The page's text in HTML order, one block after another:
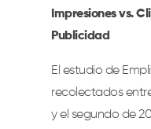
Impresiones vs.
Publicidad
El estudio de
recolectados
y el segundo de